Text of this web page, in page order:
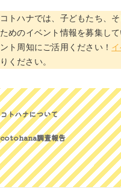
コトハナでは、子どもたち、
ためのイベント情報を募集し
ント周知にご活用ください！
りください。
コトハナについて
cotohana調査報告